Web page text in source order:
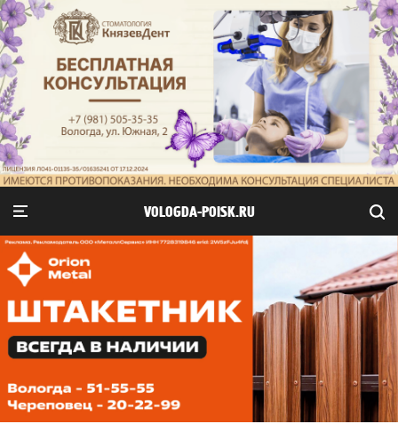
VOLOGDA-POISK.RU